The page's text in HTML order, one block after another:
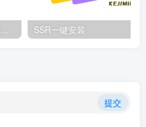
分享翼支付的2个福利（价值几十块） SSR一键安装
提交